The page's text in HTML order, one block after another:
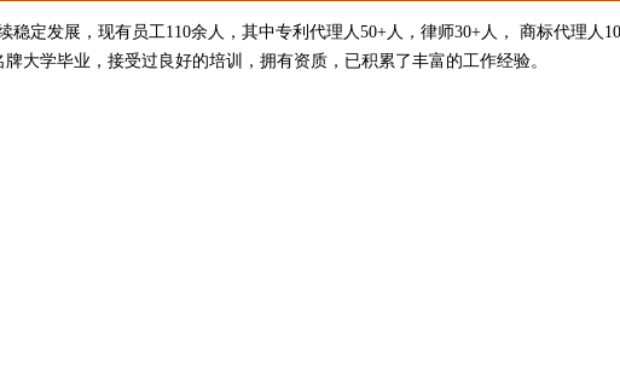
稳定发展，现有员工110余人，其中专利代理人50+人，律师30+人， 商标代理人
大学毕业，接受过良好的培训，拥有资质，已积累了丰富的工作经验。